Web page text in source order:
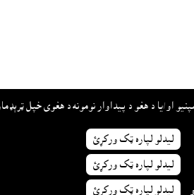
ليدلو لپاره ټک ورکړئ
ليدلو لپاره ټک ورکړئ
ليدلو لپاره ټک ورکړئ